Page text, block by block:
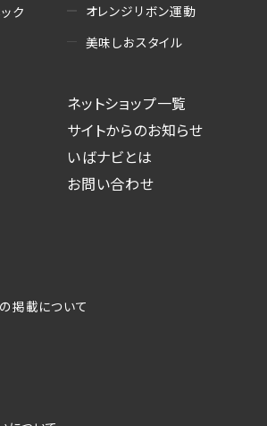
ク
オレンジリボン運動
美味しおスタイル
ネットショップ一覧
サイトからのお知らせ
いばナビとは
お問い合わせ
掲載について